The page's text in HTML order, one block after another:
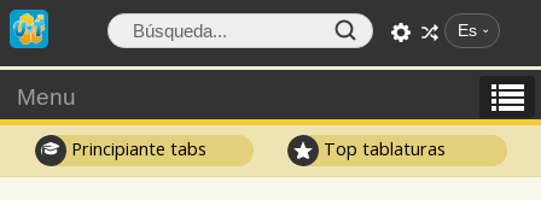
Es
Menu
Principiante tabs Top tablaturas